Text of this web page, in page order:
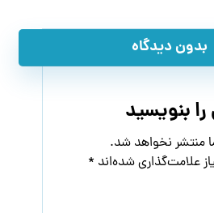
بدون دیدگاه
بنویسید
منتشر نخواهد شد.
علامت‌گذاری شده‌اند *